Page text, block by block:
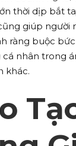
thời dịp bắt
giúp người
ràng buộc
cá nhân trong
khác.